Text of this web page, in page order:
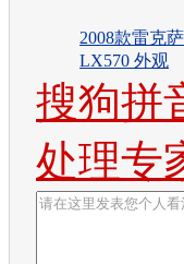
2008款雷克
LX570 外观
搜狗拼
处理专